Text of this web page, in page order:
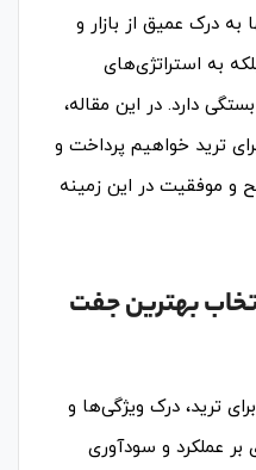
درک عمیق از بازار و
به استراتژی‌های
دارد. در این مقاله،
ترید خواهیم پرداخت و
و موفقیت در این زمینه
بهترین جفت
ترید، درک ویژگی‌ها و
بر عملکرد و سودآوری